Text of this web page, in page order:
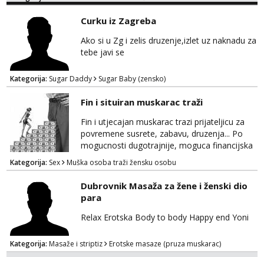
Curku iz Zagreba
Ako si u Zg i zelis druzenje,izlet uz naknadu za
tebe javi se
Kategorija: Sugar Daddy Sugar Baby (zensko)
Fin i situiran muskarac traži
Fin i utjecajan muskarac trazi prijateljicu za
povremene susrete, zabavu, druzenja... Po
mogucnosti dugotrajnije, moguca financijska
potpora!
Kategorija: Sex Muška osoba traži žensku osobu
Dubrovnik Masaža za žene i ženski dio
para
Relax Erotska Body to body Happy end Yoni
Kategorija: Masaže i striptiz Erotske masaze (pruza muskarac)